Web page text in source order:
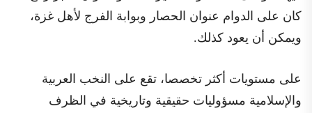
كان على الدوام عنوان الحصار وبوابة الفرج لأهل غزة،
ويمكن أن يعود كذلك.
على مستويات أكثر تخصصا، تقع على النخب العربية
والإسلامية مسؤوليات حقيقية وتاريخية في الظرف